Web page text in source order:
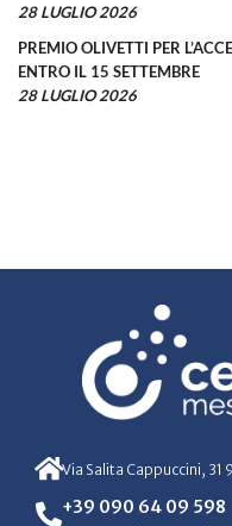
28 LUGLIO 2026
PREMIO OLIVETTI PER
ENTRO IL 15 SETTEMBRE
28 LUGLIO 2026
Via Salita Cappuccini, 31
+39 090 64 09 598